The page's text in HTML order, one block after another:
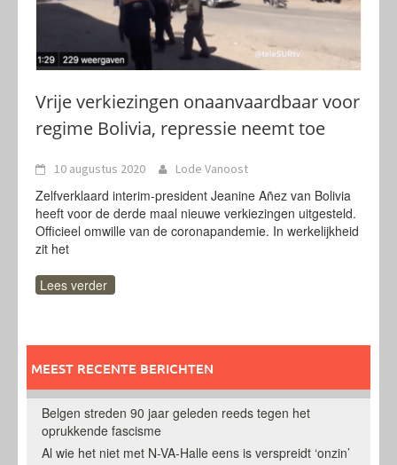
Vrije verkiezingen onaanvaardbaar voor
regime Bolivia, repressie neemt toe
10 augustus 2020 Lode Vanoost
Zelfverklaard interim-president Jeanine Añez van Bolivia
heeft voor de derde maal nieuwe verkiezingen uitgesteld.
Officieel omwille van de coronapandemie. In werkelijkheid
zit het
Lees verder
MEEST RECENTE BERICHTEN
Belgen streden 90 jaar geleden reeds tegen het
oprukkende fascisme
Al wie het niet met N-VA-Halle eens is verspreidt ‘onzin’